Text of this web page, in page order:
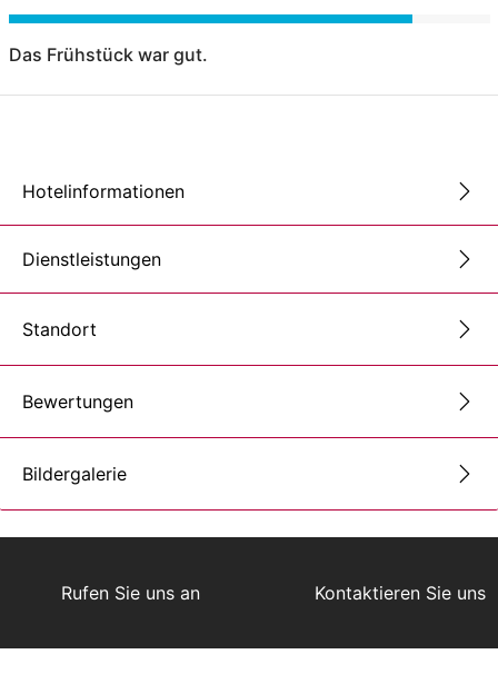
Das Frühstück war gut.
Hotelinformationen
Dienstleistungen
Standort
Bewertungen
Bildergalerie
Rufen Sie uns an Kontaktieren Sie uns